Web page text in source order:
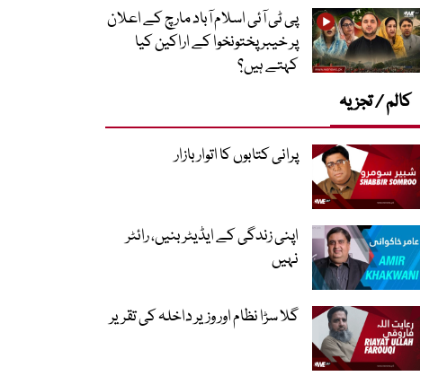
پی ٹی آئی اسلام آباد مارچ کے اعلان
پر خیبر پختونخوا کے اراکین کیا
کہتے ہیں؟
کالم / تجزیہ
پرانی کتابوں کا اتوار بازار
اپنی زندگی کے ایڈیٹر بنیں، رائٹر
نہیں
گلا سڑا نظام اور وزیر داخلہ کی تقریر